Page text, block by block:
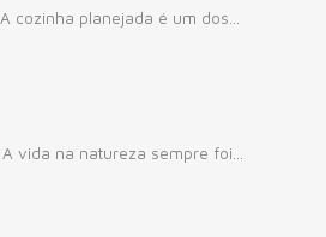
A cozinha planejada é um dos...
A vida na natureza sempre foi...